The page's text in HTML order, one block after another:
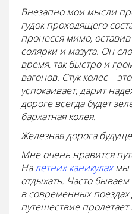
Внезапно мои мысли
гудок проходящего
пронесся мимо,
солярки и мазута. Он
время, так быстро и
вагонов. Стук колес –
успокаивает, дарит
дороге всегда будет
бархатная колея.
Железная дорога
Мне очень нравится
Налетних каникулахмы
отдыхать. Часто
в современных
путешествие пролетает